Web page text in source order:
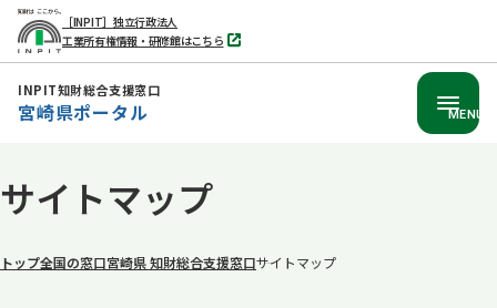
文
へ
［INPIT］独立行政法人
工業所有権情報・研修館はこちら
別
タ
INPIT知財総合支援窓口
宮崎県ポータル MENU
サイトマップ
トップ全国の窓口宮崎県 知財総合支援窓口サイトマップ